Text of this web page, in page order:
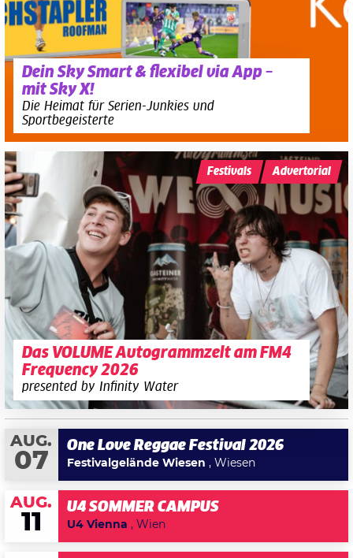
Dein Sky Smart & flexibel via App –
mit Sky X!
Die Heimat für Serien-Junkies und
Sportbegeisterte
Das VOLUME Autogrammzelt am FM4
Frequency 2026
presented by Infinity Water
Festivals Advertorial
AUG.
07
One Love Reggae Festival 2026
Festivalgelände Wiesen , Wiesen
AUG.
11
U4 SOMMER CAMPUS
U4 Vienna , Wien